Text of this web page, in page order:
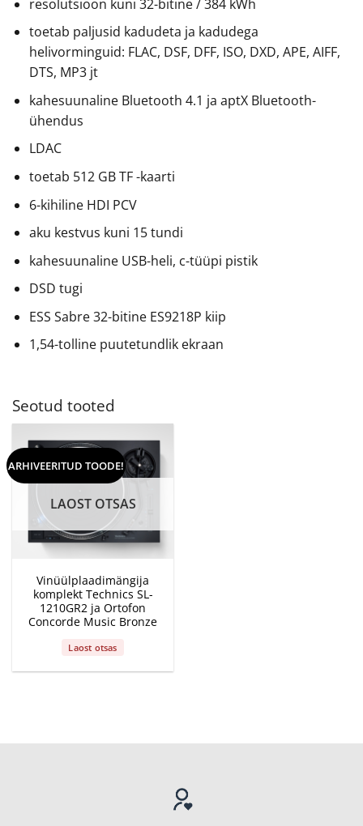
resolutsioon kuni 32-bitine / 384 kWh
toetab paljusid kadudeta ja kadudega
helivorminguid: FLAC, DSF, DFF, ISO, DXD, APE, AIFF,
DTS, MP3 jt
kahesuunaline Bluetooth 4.1 ja aptX Bluetooth-
ühendus
LDAC
toetab 512 GB TF -kaarti
6-kihiline HDI PCV
aku kestvus kuni 15 tundi
kahesuunaline USB-heli, c-tüüpi pistik
DSD tugi
ESS Sabre 32-bitine ES9218P kiip
1,54-tolline puutetundlik ekraan
Seotud tooted
ARHIVEERITUD TOODE!
LAOST OTSAS
Vinüülplaadimängija
komplekt Technics SL-
1210GR2 ja Ortofon
Concorde Music Bronze
Laost otsas